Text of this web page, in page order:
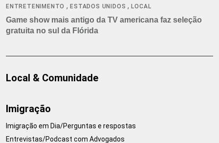
ENTRETENIMENTO ,ESTADOS UNIDOS ,LOCAL
Game show mais antigo da TV americana faz seleção
gratuita no sul da Flórida
Local & Comunidade
Imigração
Imigração em Dia/Perguntas e respostas
Entrevistas/Podcast com Advogados